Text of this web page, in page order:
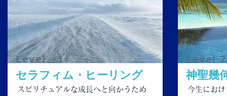
​Level 1
​セラフィム・ヒーリング
スピリチュアルな成長へと向かうため
Level 2
神聖幾
今生にお